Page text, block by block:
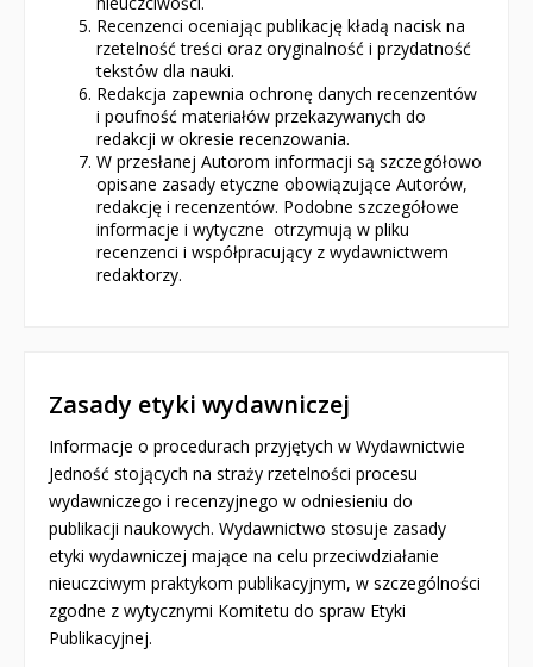
Recenzenci oceniając publikację kładą nacisk na
rzetelność treści oraz oryginalność i przydatność
tekstów dla nauki.
Redakcja zapewnia ochronę danych recenzentów
i poufność materiałów przekazywanych do
redakcji w okresie recenzowania.
W przesłanej Autorom informacji są szczegółowo
opisane zasady etyczne obowiązujące Autorów,
redakcję i recenzentów. Podobne szczegółowe
informacje i wytyczne otrzymują w pliku
recenzenci i współpracujący z wydawnictwem
redaktorzy.
Zasady etyki wydawniczej
Informacje o procedurach przyjętych w Wydawnictwie
Jedność stojących na straży rzetelności procesu
wydawniczego i recenzyjnego w odniesieniu do
publikacji naukowych. Wydawnictwo stosuje zasady
etyki wydawniczej mające na celu przeciwdziałanie
nieuczciwym praktykom publikacyjnym, w szczególności
zgodne z wytycznymi Komitetu do spraw Etyki
Publikacyjnej.